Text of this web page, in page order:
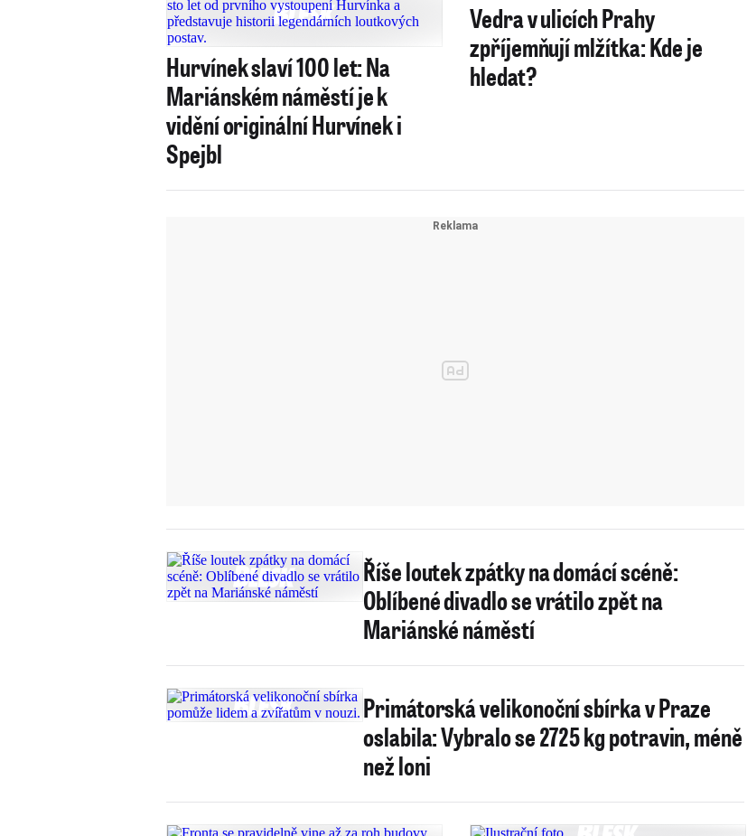
Hurvínek slaví 100 let: Na
Mariánském náměstí je k
vidění originální Hurvínek i
Spejbl
Vedra v ulicích Prahy
zpříjemňují mlžítka: Kde je
hledat?
Říše loutek zpátky na domácí scéně:
Oblíbené divadlo se vrátilo zpět na
Mariánské náměstí
Primátorská velikonoční sbírka v Praze
oslabila: Vybralo se 2725 kg potravin, méně
než loni